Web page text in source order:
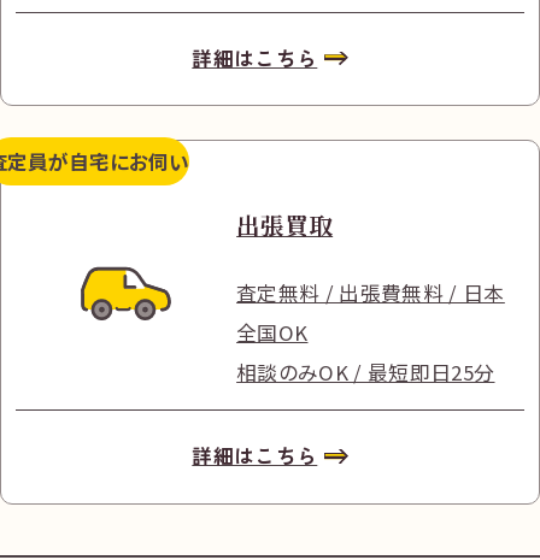
詳細はこちら
定員が自宅にお伺い
出張買取
査定無料 / 出張費無料 / 日本
全国OK
相談のみOK / 最短即日25分
詳細はこちら